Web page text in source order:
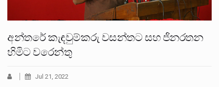
අන්තරේ කැඳවුම්කරු වසන්තට සහ ජිනරතන
හිමිට වරෙන්තු
Jul 21, 2022